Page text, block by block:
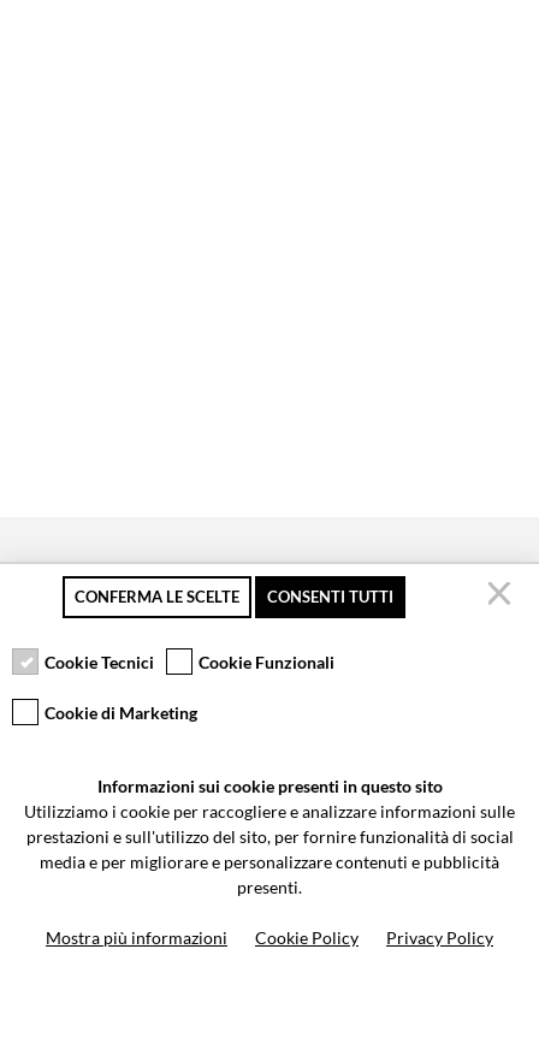
Pagamento sicuro
Resi gratuiti fino a 30
Servizio clienti
Via Galileo Galilei 5 | Verano Brianza (MB) 20843 | ITALY
0362-805407-info@valtermoto.com
CONFERMA LE SCELTE CONSENTI TUTTI
Cookie Tecnici Cookie Funzionali
Cookie di Marketing
Informazioni sui cookie presenti in questo sito
Utilizziamo i cookie per raccogliere e analizzare informazioni sulle
prestazioni e sull'utilizzo del sito, per fornire funzionalità di social
media e per migliorare e personalizzare contenuti e pubblicità
presenti.
Mostra più informazioni Cookie Policy Privacy Policy